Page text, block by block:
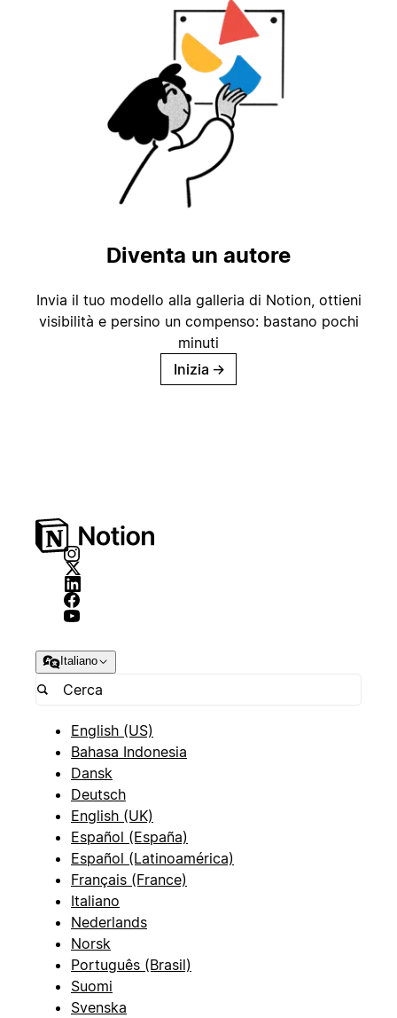
Diventa un autore
Invia il tuo modello alla galleria di Notion, ottieni
visibilità e persino un compenso: bastano pochi
minuti
Inizia →
Italiano
English (US)
Bahasa Indonesia
Dansk
Deutsch
English (UK)
Español (España)
Español (Latinoamérica)
Français (France)
Italiano
Nederlands
Norsk
Português (Brasil)
Suomi
Svenska